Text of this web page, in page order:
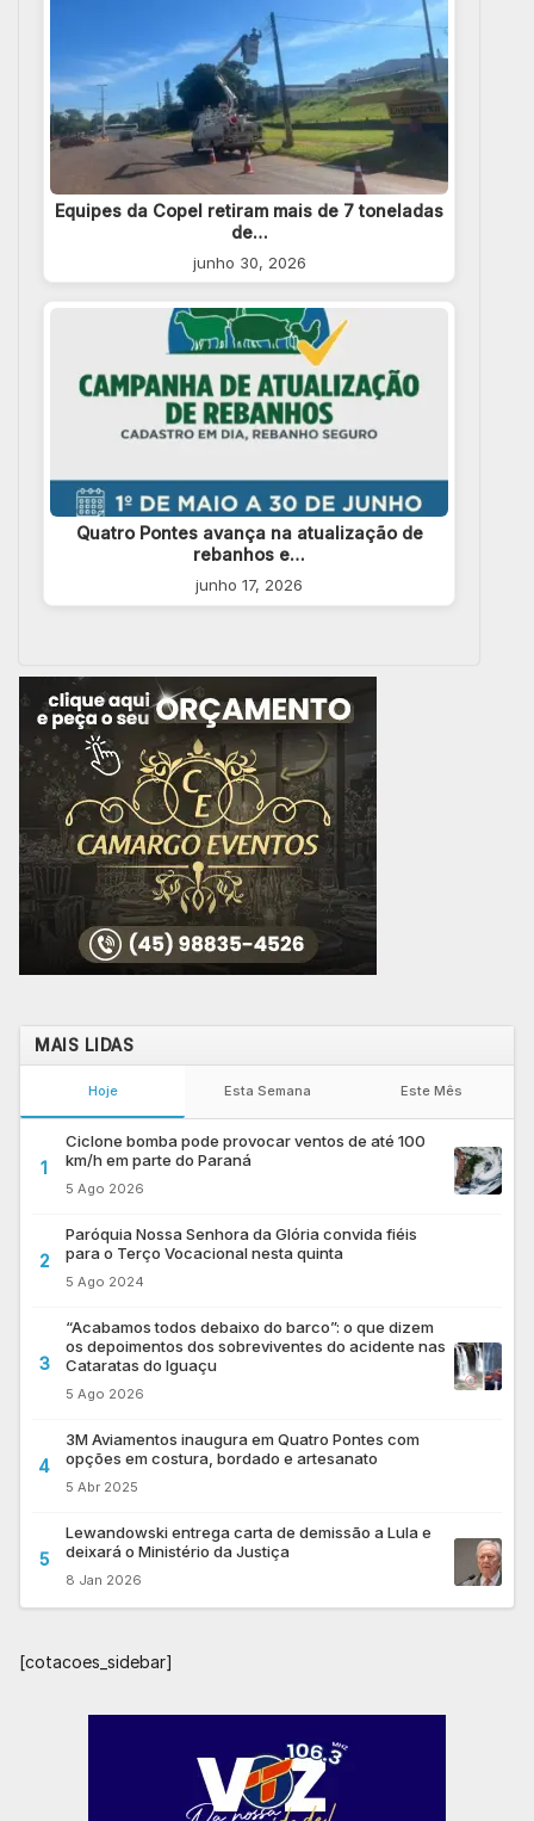
Equipes da Copel retiram mais de 7 toneladas
de…
junho 30, 2026
Quatro Pontes avança na atualização de
rebanhos e…
junho 17, 2026
MAIS LIDAS
Hoje Esta Semana Este Mês
1
Ciclone bomba pode provocar ventos de até 100
km/h em parte do Paraná
5 Ago 2026
2
Paróquia Nossa Senhora da Glória convida fiéis
para o Terço Vocacional nesta quinta
5 Ago 2024
3
“Acabamos todos debaixo do barco”: o que dizem
os depoimentos dos sobreviventes do acidente nas
Cataratas do Iguaçu
5 Ago 2026
4
3M Aviamentos inaugura em Quatro Pontes com
opções em costura, bordado e artesanato
5 Abr 2025
5
Lewandowski entrega carta de demissão a Lula e
deixará o Ministério da Justiça
8 Jan 2026
[cotacoes_sidebar]